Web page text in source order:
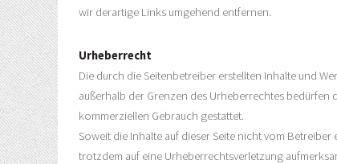
wir derartige Links umgehend entfernen.
Urheberrecht
Die durch die Seitenbetreiber erstellten Inhalte und
außerhalb der Grenzen des Urheberrechtes
kommerziellen Gebrauch gestattet.
Soweit die Inhalte auf dieser Seite nicht vom
trotzdem auf eine Urheberrechtsverletzung